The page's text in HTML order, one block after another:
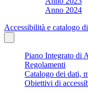
Anno 2024
Accessibilità e catalogo
Piano Integrato di
Regolamenti
Catalogo dei dati,
Obiettivi di